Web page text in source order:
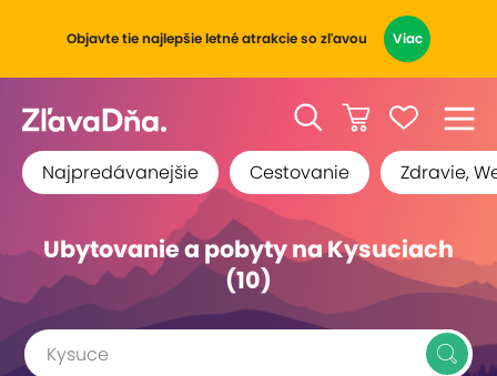
Objavte tie najlepšie letné atrakcie so zľavou Viac
Najpredávanejšie Cestovanie Zdravie,
Ubytovanie a pobyty na Kysuciach
(10)
Kysuce